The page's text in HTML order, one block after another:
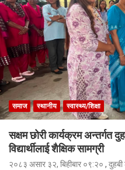
समाज स्थानीय स्वास्थ्य/शिक्षा
सक्षम छोरी कार्यक्रम अन्तर्गत
विद्यार्थीलाई शैक्षिक सामग्री
२०८३ असार ३२, बिहीबार ०९:२० ,